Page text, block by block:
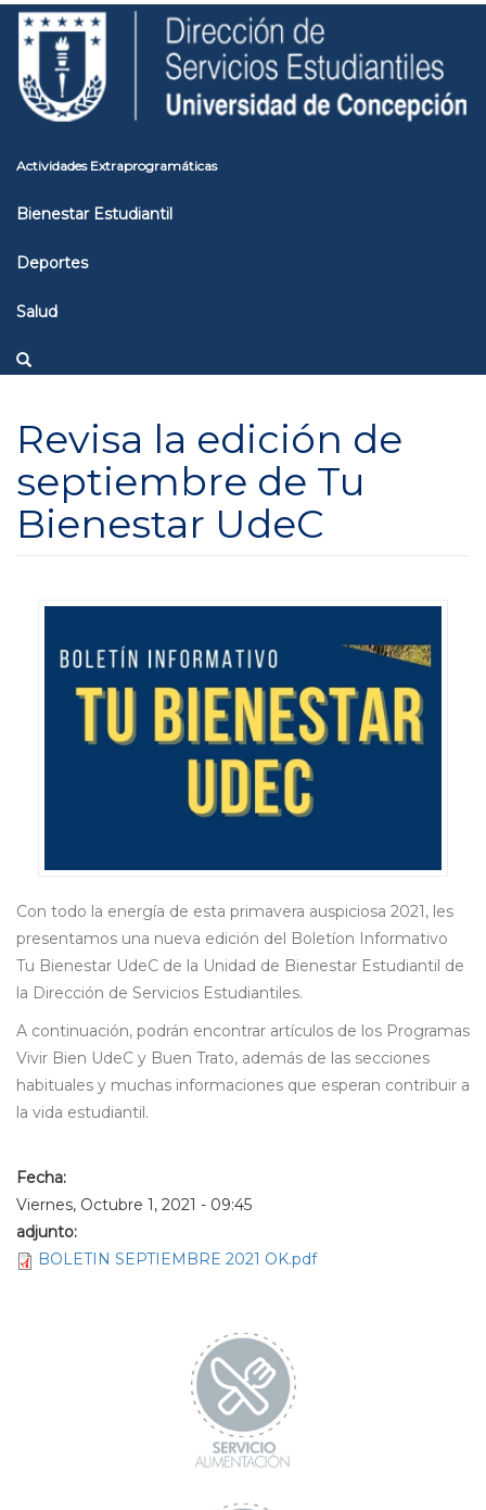
Pasar
contenido
principal
Toggle
high
contrast
Actividades Extraprogramáticas
Bienestar Estudiantil
Deportes
Salud
Revisa la edición de
septiembre de Tu
Bienestar UdeC
Con todo la energía de esta primavera auspiciosa 2021, les
presentamos una nueva edición del Boletíon Informativo
Tu Bienestar UdeC de la Unidad de Bienestar Estudiantil de
la Dirección de Servicios Estudiantiles.
A continuación, podrán encontrar artículos de los Programas
Vivir Bien UdeC y Buen Trato, además de las secciones
habituales y muchas informaciones que esperan contribuir a
la vida estudiantil.
Fecha:
Viernes, Octubre 1, 2021 - 09:45
adjunto:
BOLETIN SEPTIEMBRE 2021 OK.pdf